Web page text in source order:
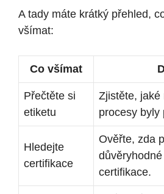
A tady máte krátký přehled,
všímat:
Co všímat
Přečtěte si
etiketu
Zjistěte, jaké
procesy byly
Hledejte
certifikace
Ověřte, zda
certifikace.